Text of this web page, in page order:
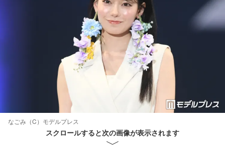
なごみ（C）モデルプレス
スクロールすると次の画像が表示されます